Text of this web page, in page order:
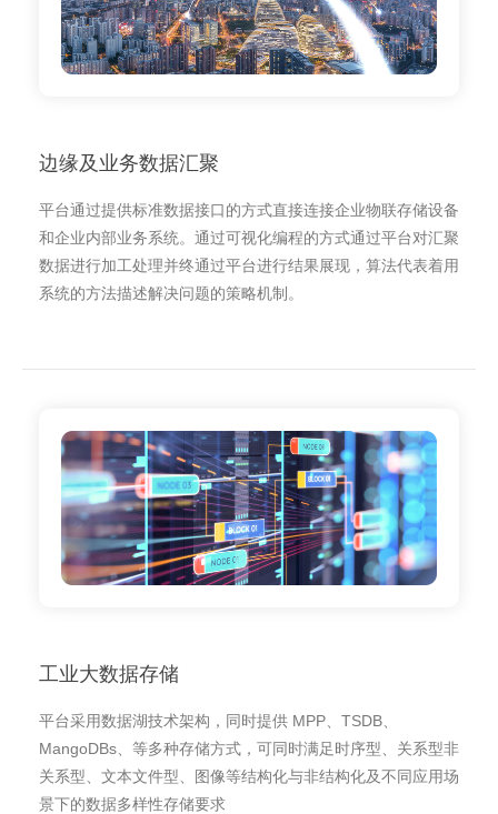
边缘及业务数据汇聚
平台通过提供标准数据接口的方式直接连接企业物联存储设备
和企业内部业务系统。通过可视化编程的方式通过平台对汇聚
数据进行加工处理并终通过平台进行结果展现，算法代表着用
系统的方法描述解决问题的策略机制。
工业大数据存储
平台采用数据湖技术架构，同时提供 MPP、TSDB、
MangoDBs、等多种存储方式，可同时满足时序型、关系型非
关系型、文本文件型、图像等结构化与非结构化及不同应用场
景下的数据多样性存储要求